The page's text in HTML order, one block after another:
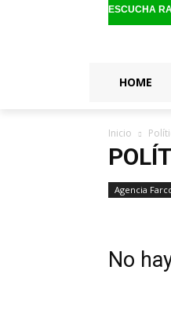
ESCUCHA
HOME
Inicio
Agencia
No